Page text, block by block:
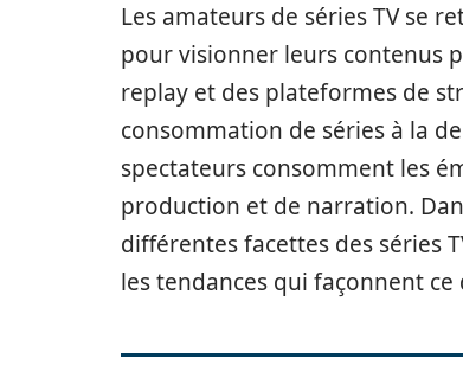
Les amateurs de séries TV se
pour visionner leurs contenus
replay et des plateformes de
consommation de séries à la
spectateurs consomment les
production et de narration.
différentes facettes des séries
les tendances qui façonnent